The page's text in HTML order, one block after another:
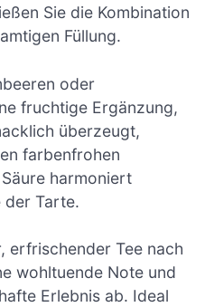
Sie die Kombination
Füllung.
oder
fruchtige Ergänzung,
überzeugt,
farbenfrohen
harmoniert
der Tarte.
erfrischender Tee nach
wohltuende Note und
Erlebnis ab. Ideal